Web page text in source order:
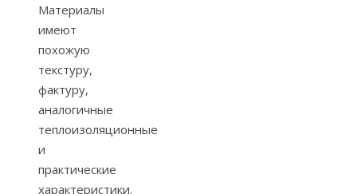
Материалы
имеют
похожую
текстуру,
фактуру,
аналогичные
теплоизоляционные
и
практические
характеристики.